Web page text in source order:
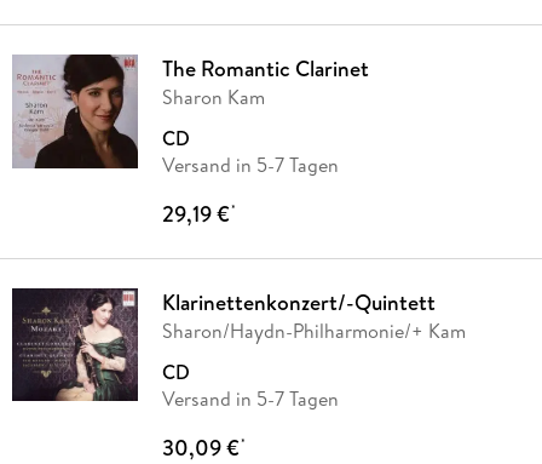
The Romantic Clarinet
Sharon Kam
CD
Versand in 5-7 Tagen
29,19 €*
Klarinettenkonzert/-Quintett
Sharon/Haydn-Philharmonie/+ Kam
CD
Versand in 5-7 Tagen
30,09 €*